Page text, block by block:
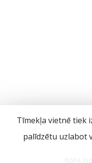
Tīmekļa vietnē tiek
palīdzētu uzlabot